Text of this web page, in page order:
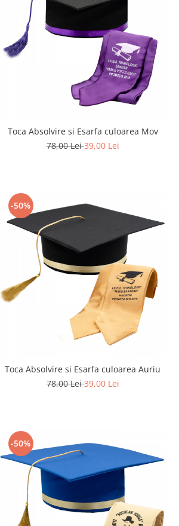
Toca Absolvire si Esarfa culoarea Mov
78,00 Lei39,00 Lei
-50%
Toca Absolvire si Esarfa culoarea Auriu
78,00 Lei39,00 Lei
-50%